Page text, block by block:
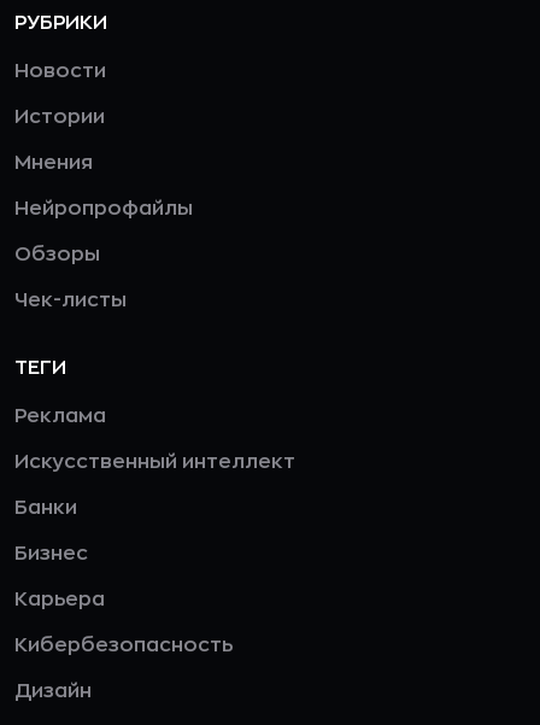
РУБРИКИ
Новости
Истории
Мнения
Нейропрофайлы
Обзоры
Чек-листы
ТЕГИ
Реклама
Искусственный интеллект
Банки
Бизнес
Карьера
Кибербезопасность
Дизайн